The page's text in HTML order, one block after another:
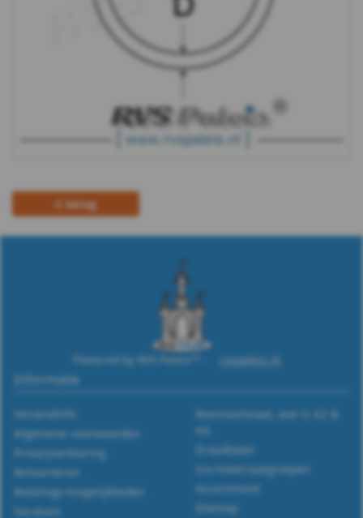
terug
Powered by RVS Paleis™ - rvspaleis.nl
Informatie
Verzendinfo
Algemene voorwaarden
Privacyverklaring
Retourneren
Betalings-mogelijkheden
Vacature
Roestvaststaal, wat is A2 &
A4.
Draadtabel
Iso-materiaalgroepen
Assortiment
Sitemap